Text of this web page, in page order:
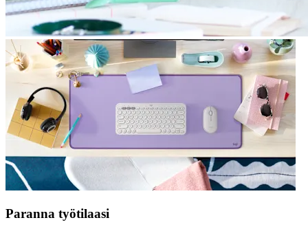
Paranna työtilaasi